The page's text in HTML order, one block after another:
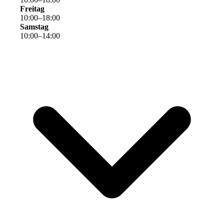
Freitag
10:00–18:00
Samstag
10:00–14:00